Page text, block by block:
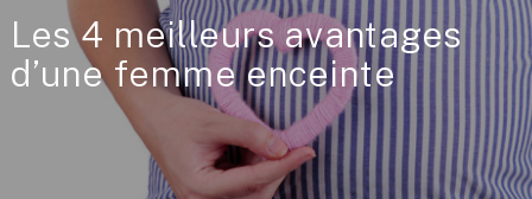
Les 4 meilleurs avantages
d’une femme enceinte